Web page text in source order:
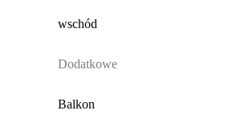
wschód
Dodatkowe
Balkon